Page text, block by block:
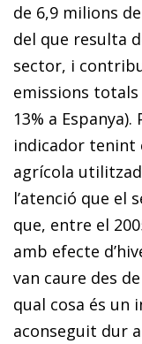
de 6,9 milions
del que resulta
sector, i
emissions totals
13% a
indicador tenint
agrícola
l’atenció que el
que, entre el
amb efecte
van caure des
qual cosa és un
aconseguit dur